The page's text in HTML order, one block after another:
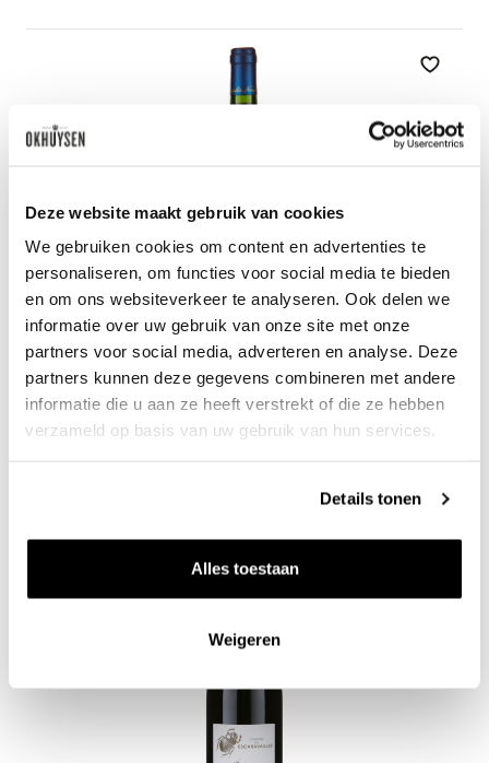
Deze website maakt gebruik van cookies
We gebruiken cookies om content en advertenties te
personaliseren, om functies voor social media te bieden
en om ons websiteverkeer te analyseren. Ook delen we
informatie over uw gebruik van onze site met onze
partners voor social media, adverteren en analyse. Deze
partners kunnen deze gegevens combineren met andere
informatie die u aan ze heeft verstrekt of die ze hebben
verzameld op basis van uw gebruik van hun services.
Details tonen
Alles toestaan
Weigeren
Zet
2022 Lussac-Saint-Emilion
Château du Moulin Noir 0.75l